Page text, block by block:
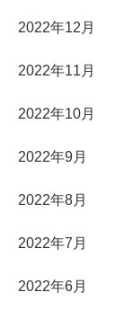
2022年12月
2022年11月
2022年10月
2022年9月
2022年8月
2022年7月
2022年6月